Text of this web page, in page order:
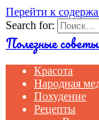
Перейти к
Search for:
Полезные
Красота
Народная
Похудение
Рецепты